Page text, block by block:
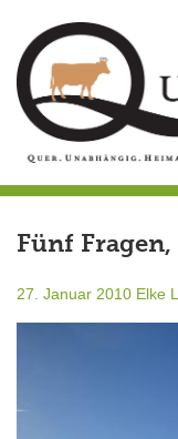
content
Fünf
27. Januar 2010 Elke